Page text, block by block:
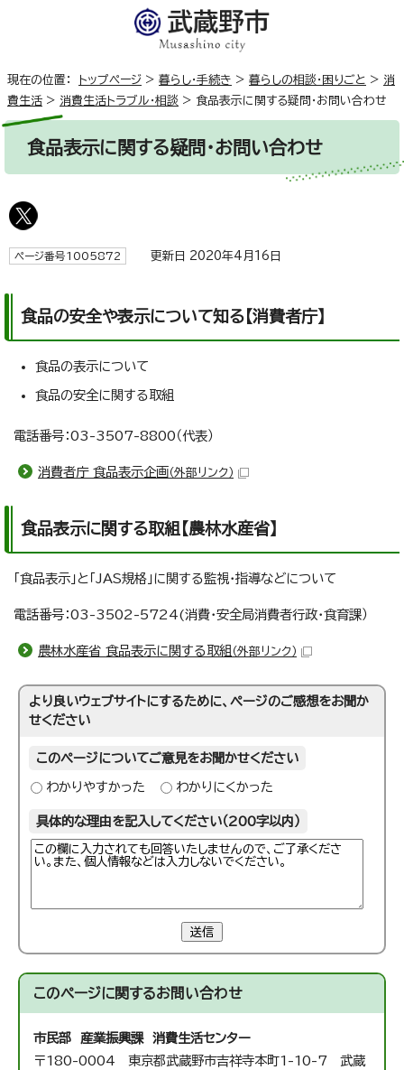
現在の位置： トップページ > 暮らし・手続き > 暮らしの相談・困りごと > 消
費生活 > 消費生活トラブル・相談 > 食品表示に関する疑問・お問い合わせ
食品表示に関する疑問・お問い合わせ
ページ番号1005872 更新日 2020年4月16日
食品の安全や表示について知る【消費者庁】
食品の表示について
食品の安全に関する取組
電話番号：03-3507-8800（代表）
消費者庁 食品表示企画（外部リンク）
食品表示に関する取組【農林水産省】
「食品表示」と「JAS規格」に関する監視・指導などについて
電話番号：03-3502-5724(消費・安全局消費者行政・食育課）
農林水産省 食品表示に関する取組 （外部リンク）
より良いウェブサイトにするために、ページのご感想をお聞か
せください
このページについてご意見をお聞かせください
わかりやすかった わかりにくかった
具体的な理由を記入してください（200字以内）
送信
このページに関するお問い合わせ
市民部 産業振興課 消費生活センター
〒180-0004 東京都武蔵野市吉祥寺本町1-10-7 武蔵